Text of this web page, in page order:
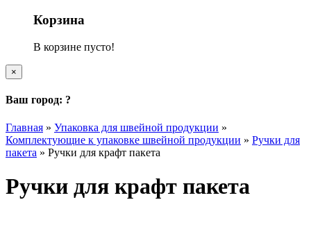
Корзина
В корзине пусто!
×
Ваш город: ?
Главная » Упаковка для швейной продукции »
Комплектующие к упаковке швейной продукции » Ручки для
пакета » Ручки для крафт пакета
Ручки для крафт пакета